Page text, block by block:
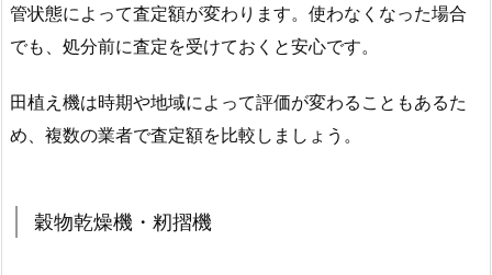
管状態によって査定額が変わります。使わなくなった場合
でも、処分前に査定を受けておくと安心です。
田植え機は時期や地域によって評価が変わることもあるた
め、複数の業者で査定額を比較しましょう。
穀物乾燥機・籾摺機